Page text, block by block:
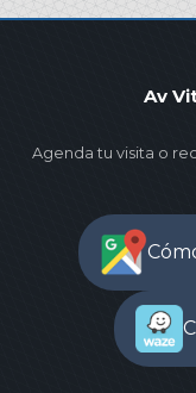
Av
Agenda tu visita o